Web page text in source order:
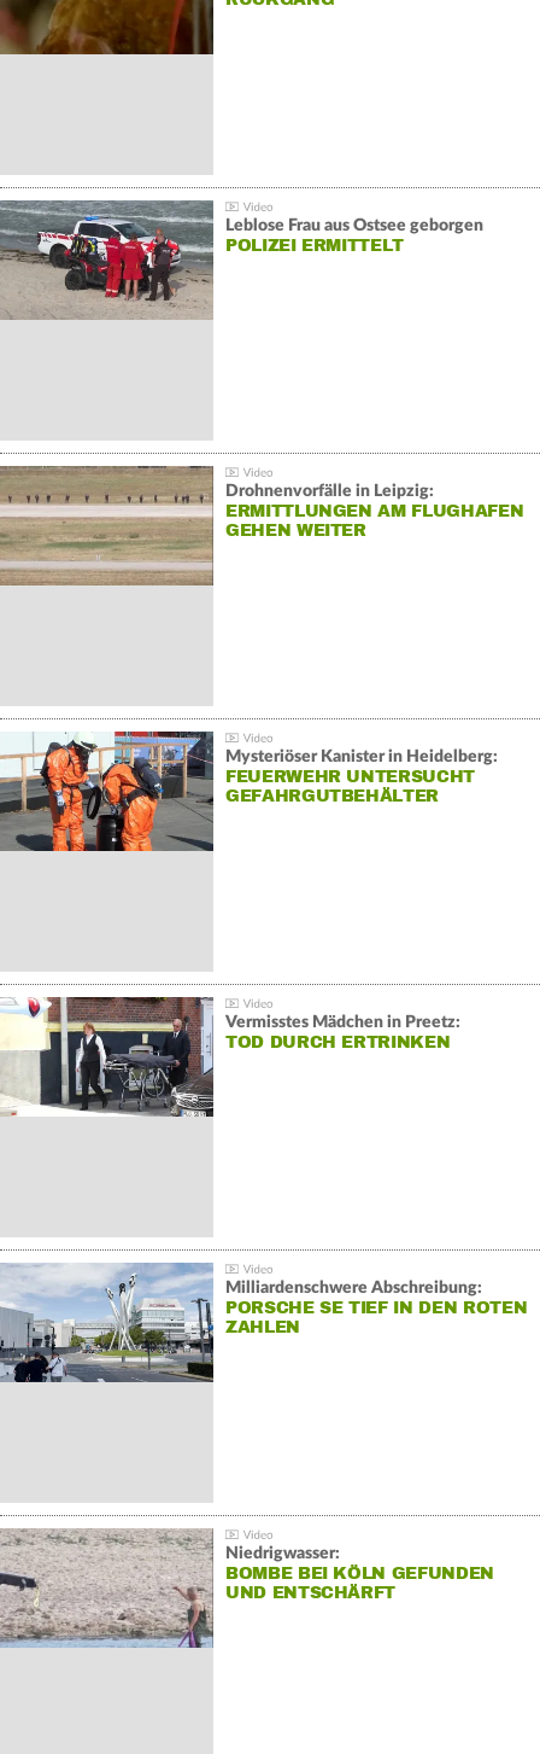
Leblose Frau aus Ostsee geborgen
POLIZEI ERMITTELT
Drohnenvorfälle in Leipzig:
ERMITTLUNGEN AM FLUGHAFEN
GEHEN WEITER
Mysteriöser Kanister in Heidelberg:
FEUERWEHR UNTERSUCHT
GEFAHRGUTBEHÄLTER
Vermisstes Mädchen in Preetz:
TOD DURCH ERTRINKEN
Milliardenschwere Abschreibung:
PORSCHE SE TIEF IN DEN ROTEN
ZAHLEN
Niedrigwasser:
BOMBE BEI KÖLN GEFUNDEN
UND ENTSCHÄRFT